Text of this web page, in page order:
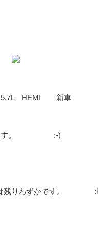
5.7L HEMI 新車
います。 :-)
残りわずかです。